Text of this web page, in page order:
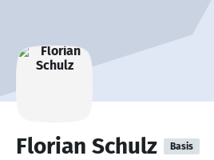
Florian Schulz Basis